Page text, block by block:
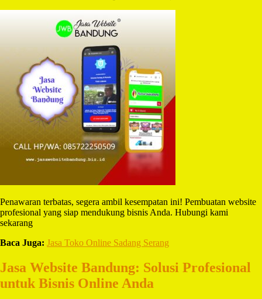
Penawaran terbatas, segera ambil kesempatan ini! Pembuatan website
profesional yang siap mendukung bisnis Anda. Hubungi kami
sekarang
Baca Juga: Jasa Toko Online Sadang Serang
Jasa Website Bandung: Solusi Profesional
untuk Bisnis Online Anda